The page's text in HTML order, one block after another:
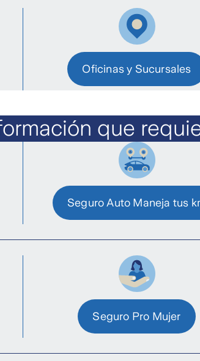
Oficinas y Sucursales
que
Seguro Auto Maneja tus
Seguro Pro Mujer